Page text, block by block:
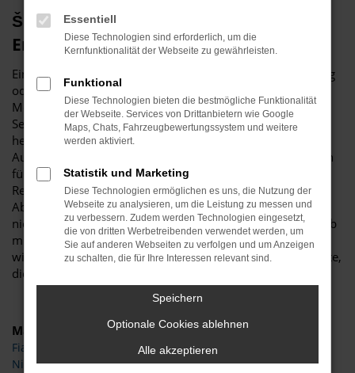
Škoda Octavia Neuwagen – wählen Sie
Erstklassigkeit für Duisburg
Ein Škoda Octavia Neuwagen ist erstklassig, ob in Duisburg
oder an jedem beliebigen anderen Ort. In der aktuellen
Modellgeneration ist das Fahrzeug innerhalb seines
Segments kaum zu übertreffen und bietet zudem ein
herausragendes Preis-Leistungs-Niveau. Wir von Budde
Automobile bieten Ihnen sowohl Škoda Octavia Neuwagen
für Duisburg als auch günstige EU-Neuwagen und EU-
Reimporte. Sie brauchen hinsichtlich der Qualität keinerlei
Abstriche hinzunehmen und steigen zu einem spürbar
niedrigeren Preis in Ihr neues Fahrzeug. Als Familienbetrieb
mit mehr als 25 Jahren Erfahrung im Autobereich beraten
wir Sie gern ausführlich und erläutern Ihnen alle Pluspunkte,
die ein Škoda Octavia Neuwagen mit sich bringt.
Marken
Fiat
Nissan
Essentiell
Diese Technologien sind erforderlich, um die
Kernfunktionalität der Webseite zu gewährleisten.
Funktional
Diese Technologien bieten die bestmögliche Funktionalität
der Webseite. Services von Drittanbietern wie Google
Maps, Chats, Fahrzeugbewertungssystem und weitere
werden aktiviert.
Statistik und Marketing
Diese Technologien ermöglichen es uns, die Nutzung der
Webseite zu analysieren, um die Leistung zu messen und
zu verbessern. Zudem werden Technologien eingesetzt,
die von dritten Werbetreibenden verwendet werden, um
Sie auf anderen Webseiten zu verfolgen und um Anzeigen
zu schalten, die für Ihre Interessen relevant sind.
Speichern
Optionale Cookies ablehnen
Alle akzeptieren